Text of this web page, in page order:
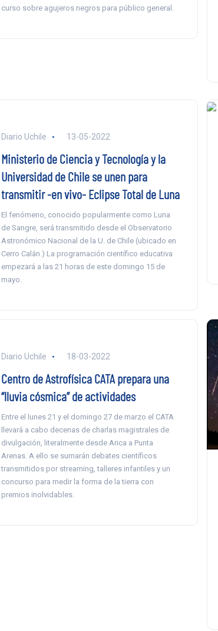
curso sobre agujeros negros para público general.
Diario Uchile 13-05-2022
Ministerio de Ciencia y Tecnología y la
Universidad de Chile se unen para
transmitir -en vivo- Eclipse Total de Luna
El fenómeno, conocido popularmente como Luna
de Sangre, será transmitido desde el Observatorio
Astronómico Nacional de la U. de Chile (ubicado en
Cerro Calán.) La programación científico educativa
empezará a las 21 horas de este domingo 15 de
mayo.
Diario Uchile 18-03-2022
Centro de Astrofísica CATA prepara una
“lluvia cósmica” de actividades
Entre el lunes 21 y el domingo 27 de marzo el CATA
llevará a cabo decenas de charlas magistrales de
divulgación, literalmente desde Arica a Punta
Arenas. A ello se sumarán debates científicos
transmitidos por streaming, talleres infantiles y un
concurso para medir la forma de la tierra con
premios inolvidables.